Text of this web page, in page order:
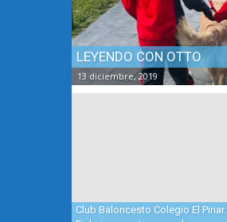
LEYENDO CON OTTO
13 diciembre, 2019
Club Baloncesto Colegio El Pinar.